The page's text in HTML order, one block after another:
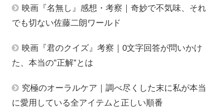
映画『名無し』感想・考察｜奇妙で不気味、それ
でも切ない佐藤二朗ワールド
映画『君のクイズ』考察｜0文字回答が問いかけ
た、本当の”正解”とは
究極のオーラルケア｜調べ尽くした末に私が本当
に愛用している全アイテムと正しい順番